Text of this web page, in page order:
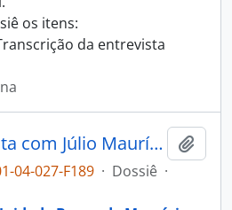
os itens:
da entrevista
Segunda entrevista com Júlio Maurício Sassi
04-027-F189 · Dossiê ·